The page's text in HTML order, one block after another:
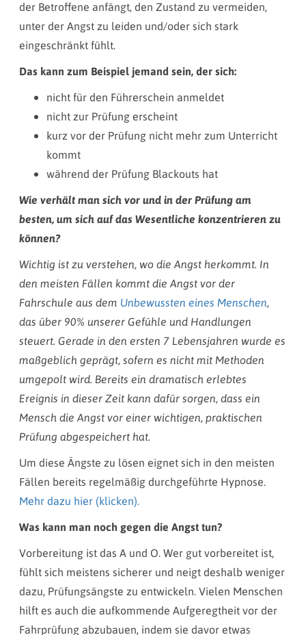
der Betroffene anfängt, den Zustand zu vermeiden,
unter der Angst zu leiden und/oder sich stark
eingeschränkt fühlt.
Das kann zum Beispiel jemand sein, der sich:
nicht für den Führerschein anmeldet
nicht zur Prüfung erscheint
kurz vor der Prüfung nicht mehr zum Unterricht
kommt
während der Prüfung Blackouts hat
Wie verhält man sich vor und in der Prüfung am
besten, um sich auf das Wesentliche konzentrieren zu
können?
Wichtig ist zu verstehen, wo die Angst herkommt. In
den meisten Fällen kommt die Angst vor der
Fahrschule aus dem Unbewussten eines Menschen,
das über 90% unserer Gefühle und Handlungen
steuert. Gerade in den ersten 7 Lebensjahren wurde es
maßgeblich geprägt, sofern es nicht mit Methoden
umgepolt wird. Bereits ein dramatisch erlebtes
Ereignis in dieser Zeit kann dafür sorgen, dass ein
Mensch die Angst vor einer wichtigen, praktischen
Prüfung abgespeichert hat.
Um diese Ängste zu lösen eignet sich in den meisten
Fällen bereits regelmäßig durchgeführte Hypnose.
Mehr dazu hier (klicken).
Was kann man noch gegen die Angst tun?
Vorbereitung ist das A und O. Wer gut vorbereitet ist,
fühlt sich meistens sicherer und neigt deshalb weniger
dazu, Prüfungsängste zu entwickeln. Vielen Menschen
hilft es auch die aufkommende Aufgeregtheit vor der
Fahrprüfung abzubauen, indem sie davor etwas